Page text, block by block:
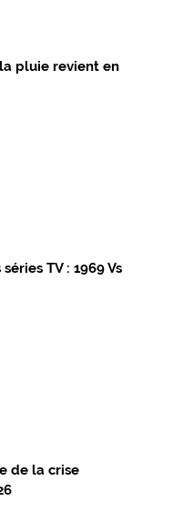
pluie revient en
TV : 1969 Vs
de la crise